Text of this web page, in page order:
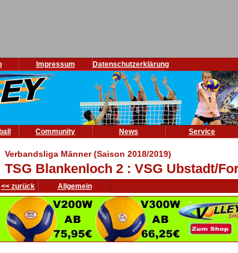
Impressum Datenschutzerklärung
Community News
Service
Verbandsliga Männer (Saison 2018/2019)
TSG Blankenloch 2 : VSG Ubstadt/
<< zurück Allgemein